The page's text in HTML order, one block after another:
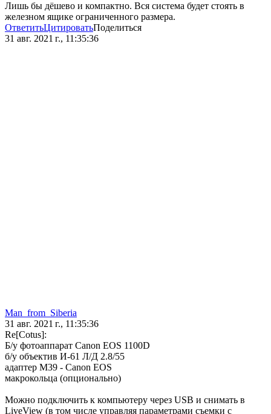
Лишь бы дёшево и компактно. Вся система будет стоять в
железном ящике ограниченного размера.
ОтветитьЦитироватьПоделиться
31 авг. 2021 г., 11:35:36
Man_from_Siberia
31 авг. 2021 г., 11:35:36
Re[Cotus]:
Б/у фотоаппарат Canon EOS 1100D
б/у объектив И-61 Л/Д 2.8/55
адаптер M39 - Canon EOS
макрокольца (опционально)
Можно подключить к компьютеру через USB и снимать в
LiveView (в том числе управляя параметрами съемки с